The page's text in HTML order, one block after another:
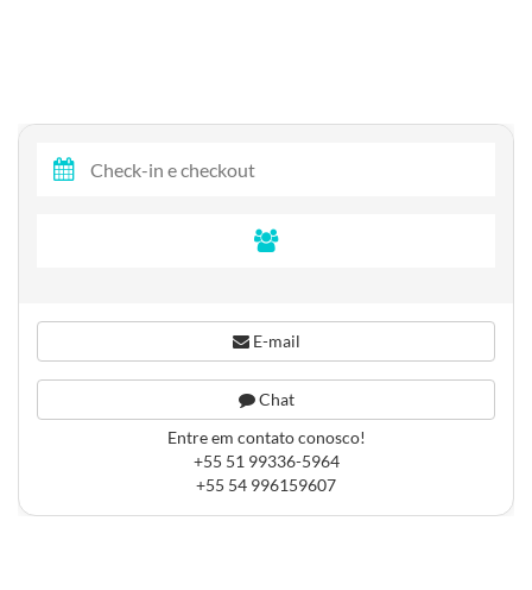
E-mail
Chat
Entre em contato conosco!
+55 51 99336-5964
+55 54 996159607